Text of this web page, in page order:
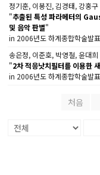
정기훈, 이봉진, 김경태, 강홍구
"추출된 특성 파라메터의
및 음악 판별"
in 2006년도 하계종합학술발
송은정, 이준호, 박영철, 윤대희
"2차 적응낫치필터를 이용한
in 2006년도 하계종합학술발
처음